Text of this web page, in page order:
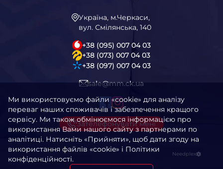
Україна, м.Черкаси,
вул. Смілянська, 140
+38 (095) 007 04 03
+38 (073) 007 04 03
+38 (097) 007 04 03
sale@mm.ck.ua
Зателефонувати мені
Needplex
Ми використовуємо файли «cookie» для аналізу
переваг наших споживачів і забезпечення кращого
сервісу. Ми також обмінюємося інформацією про
використання Вами нашого сайту з партнерами по
аналітиці. Натисніть «Прийняти», щоб дати згоду на
використання файлів «cookie» і Політики
конфіденційності.